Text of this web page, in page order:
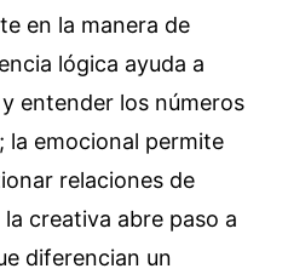
en la manera de
lógica ayuda a
entender los números
la emocional permite
relaciones de
creativa abre paso a
diferencian un